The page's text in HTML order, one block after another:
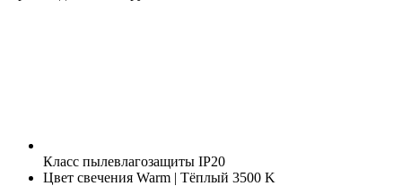
Класс пылевлагозащиты IP20
Цвет свечения Warm | Тёплый 3500 K